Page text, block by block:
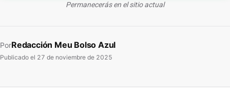
Permanecerás en el sitio actual
PorRedacción Meu Bolso Azul
Publicado el 27 de noviembre de 2025